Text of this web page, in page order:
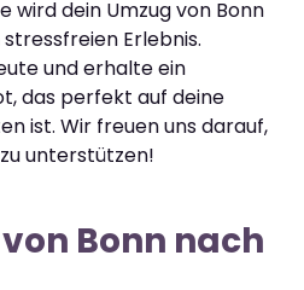
wird dein Umzug von Bonn
Erlebnis.
und erhalte ein
das perfekt auf deine
ist. Wir freuen uns darauf,
unterstützen!
Bonn nach